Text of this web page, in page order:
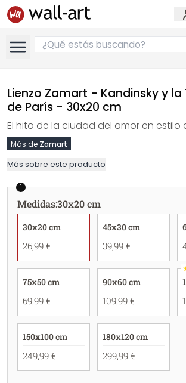
Lienzo Zamart - Kandinsky y la
de París - 30x20 cm
El hito de la ciudad del amor en estilo
Más de Zamart
Más sobre este producto
1
Medidas:30x20 cm
30x20 cm
26,99 €
45x30 cm
39,99 €
75x50 cm
69,99 €
90x60 cm
109,99 €
150x100 cm
249,99 €
180x120 cm
299,99 €